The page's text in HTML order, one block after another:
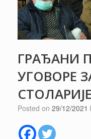
ГРАЂАНИ
УГОВОРЕ
СТОЛАРИЈЕ
Posted on 29/12/2021